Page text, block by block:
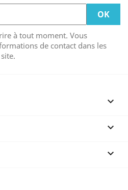
à tout moment. Vous
de contact dans les


